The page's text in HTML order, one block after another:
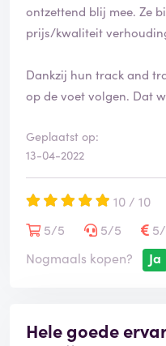
ontzettend blij mee. Ze
prijs/kwaliteit
Dankzij hun track and
op de voet volgen. Dat
Geplaatst op:
13-04-2022
10 / 10
5/5
5/5
Nogmaals kopen?
Ja
Hele goede